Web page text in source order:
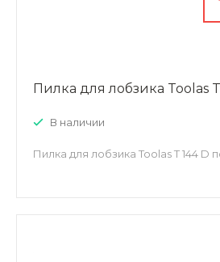
Пилка для лобзика Toolas T
В наличии
Пилка для лобзика Toolas T 144 D